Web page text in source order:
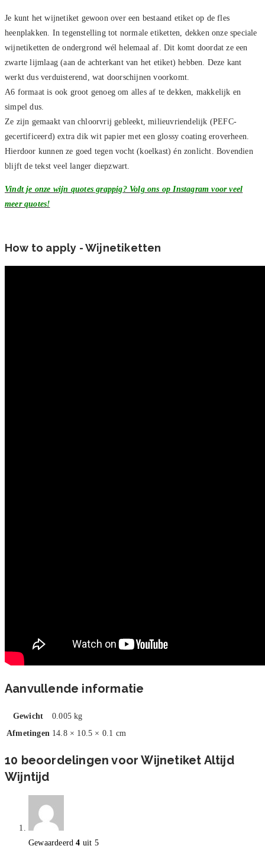
Je kunt het wijnetiket gewoon over een bestaand etiket op de fles
heenplakken. In tegenstelling tot normale etiketten, dekken onze speciale
wijnetiketten de ondergrond wél helemaal af. Dit komt doordat ze een
zwarte lijmlaag (aan de achterkant van het etiket) hebben. Deze kant
werkt dus verduisterend, wat doorschijnen voorkomt.
A6 formaat is ook groot genoeg om alles af te dekken, makkelijk en
simpel dus.
Ze zijn gemaakt van chloorvrij gebleekt, milieuvriendelijk (PEFC-
gecertificeerd) extra dik wit papier met een glossy coating eroverheen.
Hierdoor kunnen ze goed tegen vocht (koelkast) én zonlicht. Bovendien
blijft de tekst veel langer diepzwart.
Vindt je onze wijn quotes grappig? Volg ons op Instagram voor veel
meer quotes!
How to apply - Wijnetiketten
Aanvullende informatie
Gewicht
0.005 kg
Afmetingen 14.8 × 10.5 × 0.1 cm
10 beoordelingen voorWijnetiket Altijd
Wijntijd
Gewaardeerd4 uit 5